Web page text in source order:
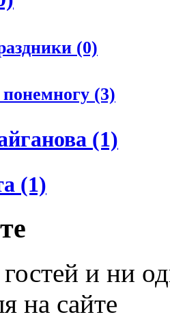
(0)
(3)
(1)
(1)
и ни
на сайте